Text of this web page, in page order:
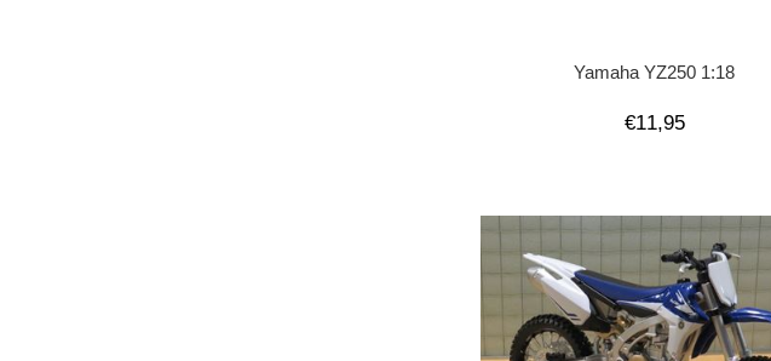
Yamaha YZ250 1:18
€11,95